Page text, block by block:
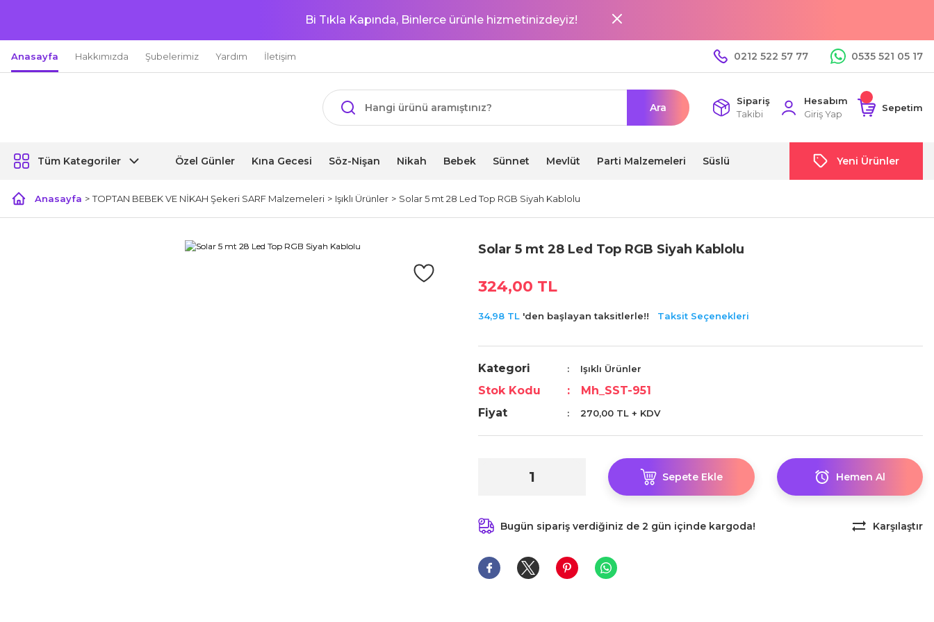
Bi Tıkla Kapında, Binlerce ürünle hizmetinizdeyiz!
Anasayfa Hakkımızda Şubelerimiz Yardım İletişim 0212 522 57 77 0535 521 05 17
Ara
Sipariş
Takibi
Hesabım
Giriş Yap
Sepetim
Tüm Kategoriler Özel Günler Kına Gecesi Söz-Nişan Nikah Bebek Sünnet Mevlüt Parti Malzemeleri Süslü Yeni Ürünler
Anasayfa TOPTAN BEBEK VE NİKAH Şekeri SARF Malzemeleri Işıklı Ürünler Solar 5 mt 28 Led Top RGB Siyah Kablolu
Solar 5 mt 28 Led Top RGB Siyah Kablolu
324,00 TL
34,98 TL 'den başlayan taksitlerle!! Taksit Seçenekleri
Kategori Işıklı Ürünler
Stok Kodu
Mh_SST-951
Fiyat
270,00 TL + KDV
Sepete Ekle Hemen Al
Bugün sipariş verdiğiniz de 2 gün içinde kargoda! Karşılaştır